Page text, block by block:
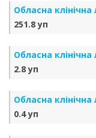
Обласна
251.8 уп
Обласна
2.8 уп
Обласна
0.4 уп